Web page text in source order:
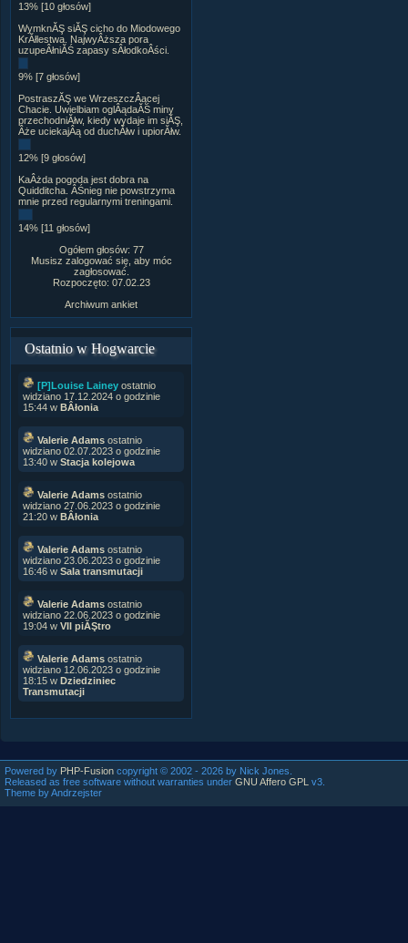
13% [10 głosów]
WymknĂŞ siĂŞ cicho do Miodowego
KrĂłlestwa. NajwyÂższa pora
uzupeÂłniĂŚ zapasy sÂłodkoÂści.
9% [7 głosów]
PostraszĂŞ we WrzeszczÂącej
Chacie. Uwielbiam oglÂądaĂŚ miny
przechodniĂłw, kiedy wydaje im siĂŞ,
Âże uciekajÂą od duchĂłw i upiorĂłw.
12% [9 głosów]
KaÂżda pogoda jest dobra na
Quidditcha. ÂŚnieg nie powstrzyma
mnie przed regularnymi treningami.
14% [11 głosów]
Ogółem głosów: 77
Musisz zalogować się, aby móc
zagłosować.
Rozpoczęto: 07.02.23
Archiwum ankiet
Ostatnio w Hogwarcie
[P]Louise Lainey ostatnio
widziano 17.12.2024 o godzinie
15:44 w BÂłonia
Valerie Adams ostatnio
widziano 02.07.2023 o godzinie
13:40 w Stacja kolejowa
Valerie Adams ostatnio
widziano 27.06.2023 o godzinie
21:20 w BÂłonia
Valerie Adams ostatnio
widziano 23.06.2023 o godzinie
16:46 w Sala transmutacji
Valerie Adams ostatnio
widziano 22.06.2023 o godzinie
19:04 w VII piĂŞtro
Valerie Adams ostatnio
widziano 12.06.2023 o godzinie
18:15 w Dziedziniec
Transmutacji
Powered by PHP-Fusion copyright © 2002 - 2026 by Nick Jones.
Released as free software without warranties under GNU Affero GPL
v3.
Theme by Andrzejster